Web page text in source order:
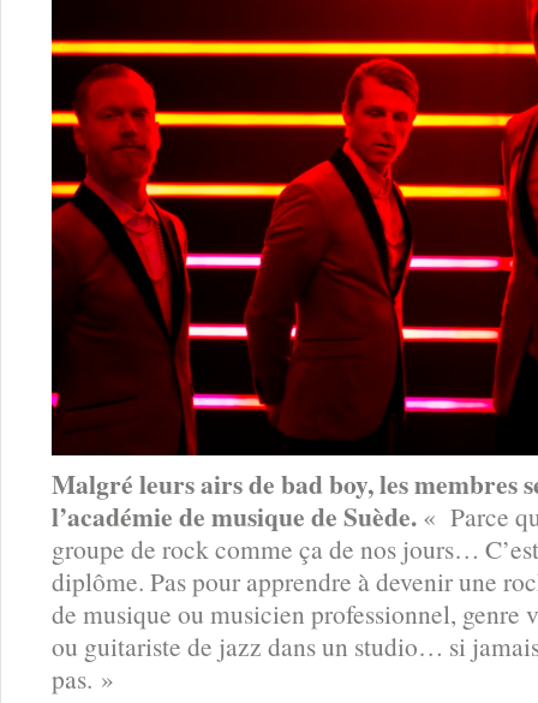
Malgré leurs airs de bad boy, les membres
l’académie de musique de Suède. « Parce
groupe de rock comme ça de nos jours…
diplôme. Pas pour apprendre à devenir une
de musique ou musicien professionnel, genre
ou guitariste de jazz dans un studio… si
pas. »